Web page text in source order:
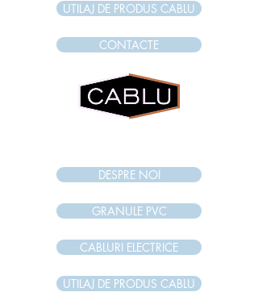
UTILAJ DE PRODUS CABLU
CONTACTE
DESPRE NOI
GRANULE PVC
CABLURI ELECTRICE
UTILAJ DE PRODUS CABLU